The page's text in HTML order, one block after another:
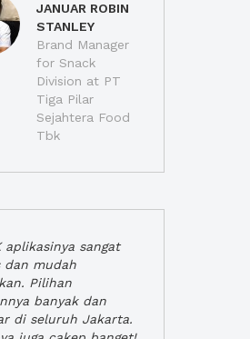
JANUAR ROBIN
STANLEY
Brand Manager
for Snack
Division at PT
Tiga Pilar
Sejahtera Food
Tbk
aplikasinya sangat
dan mudah
Pilihan
banyak dan
di seluruh Jakarta.